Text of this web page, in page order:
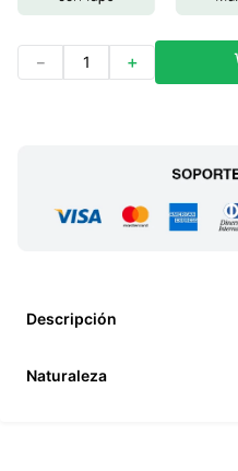
＋
－
Descripción
Naturaleza